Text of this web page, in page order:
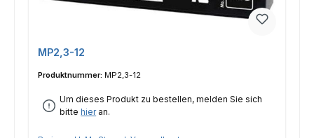
MP2,3-12
Produktnummer: MP2,3-12
Um dieses Produkt zu bestellen, melden Sie sich
bittehieran.